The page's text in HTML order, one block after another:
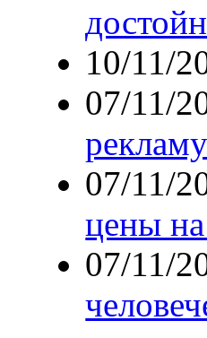
10/11/
07/11/
07/11/
цены на
07/11/